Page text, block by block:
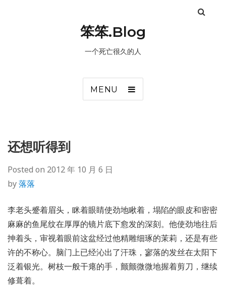
笨笨.Blog
一个死亡很久的人
MENU
还想听得到
Posted on 2012 年 10 月 6 日
by落落
李老头蹙着眉头，眯着眼睛使劲地瞅着，塌陷的眼皮和密密
麻麻的鱼尾纹在厚厚的镜片底下愈发的深刻。他使劲地往后
抻着头，审视着眼前这盆经过他精雕细琢的茉莉，还是有些
许的不称心。脑门上已经沁出了汗珠，寥落的发丝在太阳下
泛着银光。树枝一般干瘪的手，颤颤微微地握着剪刀，继续
修葺着。